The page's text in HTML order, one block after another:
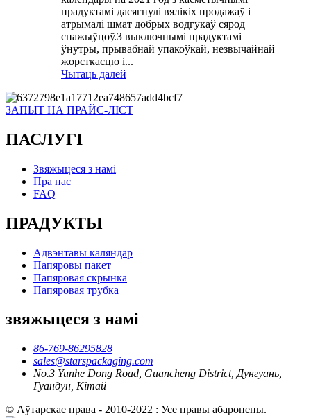
прадуктамі дасягнулі вялікіх продажаў і
атрымалі шмат добрых водгукаў сярод
спажыўцоў.З выключнымі прадуктамі
ўнутры, прывабнай упакоўкай, незвычайнай
жорсткасцю і...
Чытаць далей
ЗАПЫТ НА ПРАЙС-ЛІСТ
ПАСЛУГІ
Звяжыцеся з намі
Пра нас
FAQ
ПРАДУКТЫ
Адвэнтавы каляндар
Папяровы пакет
Папяровая скрынка
Папяровая трубка
звяжыцеся з намі
86-769-86295828
sales@starspackaging.com
No.3 Yunhe Dong Road, Guancheng District, Дунгуань,
Гуандун, Кітай
© Аўтарскае права - 2010-2022 : Усе правы абаронены.